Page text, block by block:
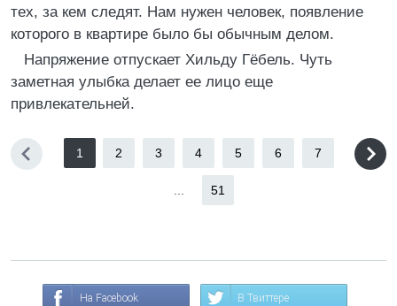
тех, за кем следят. Нам нужен человек, появление
которого в квартире было бы обычным делом.
Напряжение отпускает Хильду Гёбель. Чуть
заметная улыбка делает ее лицо еще
привлекательней.
1 2 3 4 5 6 7
51
На Facebook В Твиттере